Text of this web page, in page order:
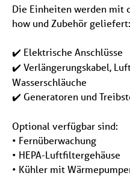
Die Einheiten werden mit
how und Zubehör geliefert:
✔️ Elektrische Anschlüsse
✔️ Verlängerungskabel,
Wasserschläuche
✔️ Generatoren und
Optional verfügbar sind:
• Fernüberwachung
• HEPA-Luftfiltergehäuse
• Kühler mit